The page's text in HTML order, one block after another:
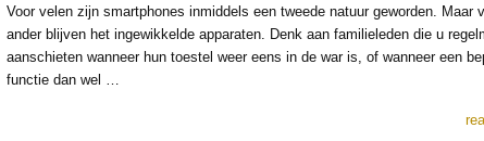
Voor velen zijn smartphones inmiddels een tweede natuur geworden. Maar
ander blijven het ingewikkelde apparaten. Denk aan familieleden die u
aanschieten wanneer hun toestel weer eens in de war is, of wanneer een
functie dan wel …